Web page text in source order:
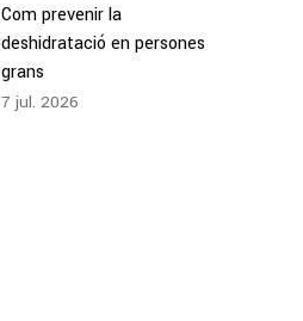
Com prevenir la
deshidratació en persones
grans
7 jul. 2026